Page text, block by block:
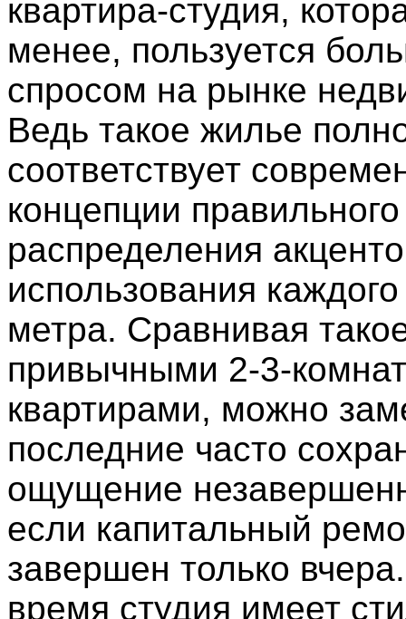
квартира-студия,
менее, пользуется
спросом на рынке
Ведь такое жилье
соответствует
концепции правильного
распределения
использования
метра. Сравнивая
привычными 2-3-
квартирами, можно
последние часто
ощущение
если капитальный
завершен только
время студия имеет